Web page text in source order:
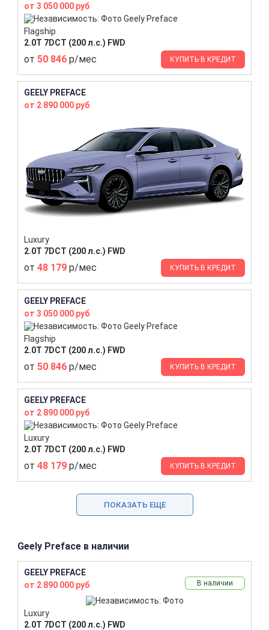
от 3 050 000 руб
Flagship
2.0T 7DCT (200 л.с.) FWD
от 50 846 р/мес КУПИТЬ В КРЕДИТ
GEELY PREFACE
от 2 890 000 руб
Luxury
2.0T 7DCT (200 л.с.) FWD
от 48 179 р/мес КУПИТЬ В КРЕДИТ
GEELY PREFACE
от 3 050 000 руб
Flagship
2.0T 7DCT (200 л.с.) FWD
от 50 846 р/мес КУПИТЬ В КРЕДИТ
GEELY PREFACE
от 2 890 000 руб
Luxury
2.0T 7DCT (200 л.с.) FWD
от 48 179 р/мес КУПИТЬ В КРЕДИТ
ПОКАЗАТЬ ЕЩЕ
Geely Preface в наличии
GEELY PREFACE
от 2 890 000 руб
В наличии
Luxury
2.0T 7DCT (200 л.с.) FWD